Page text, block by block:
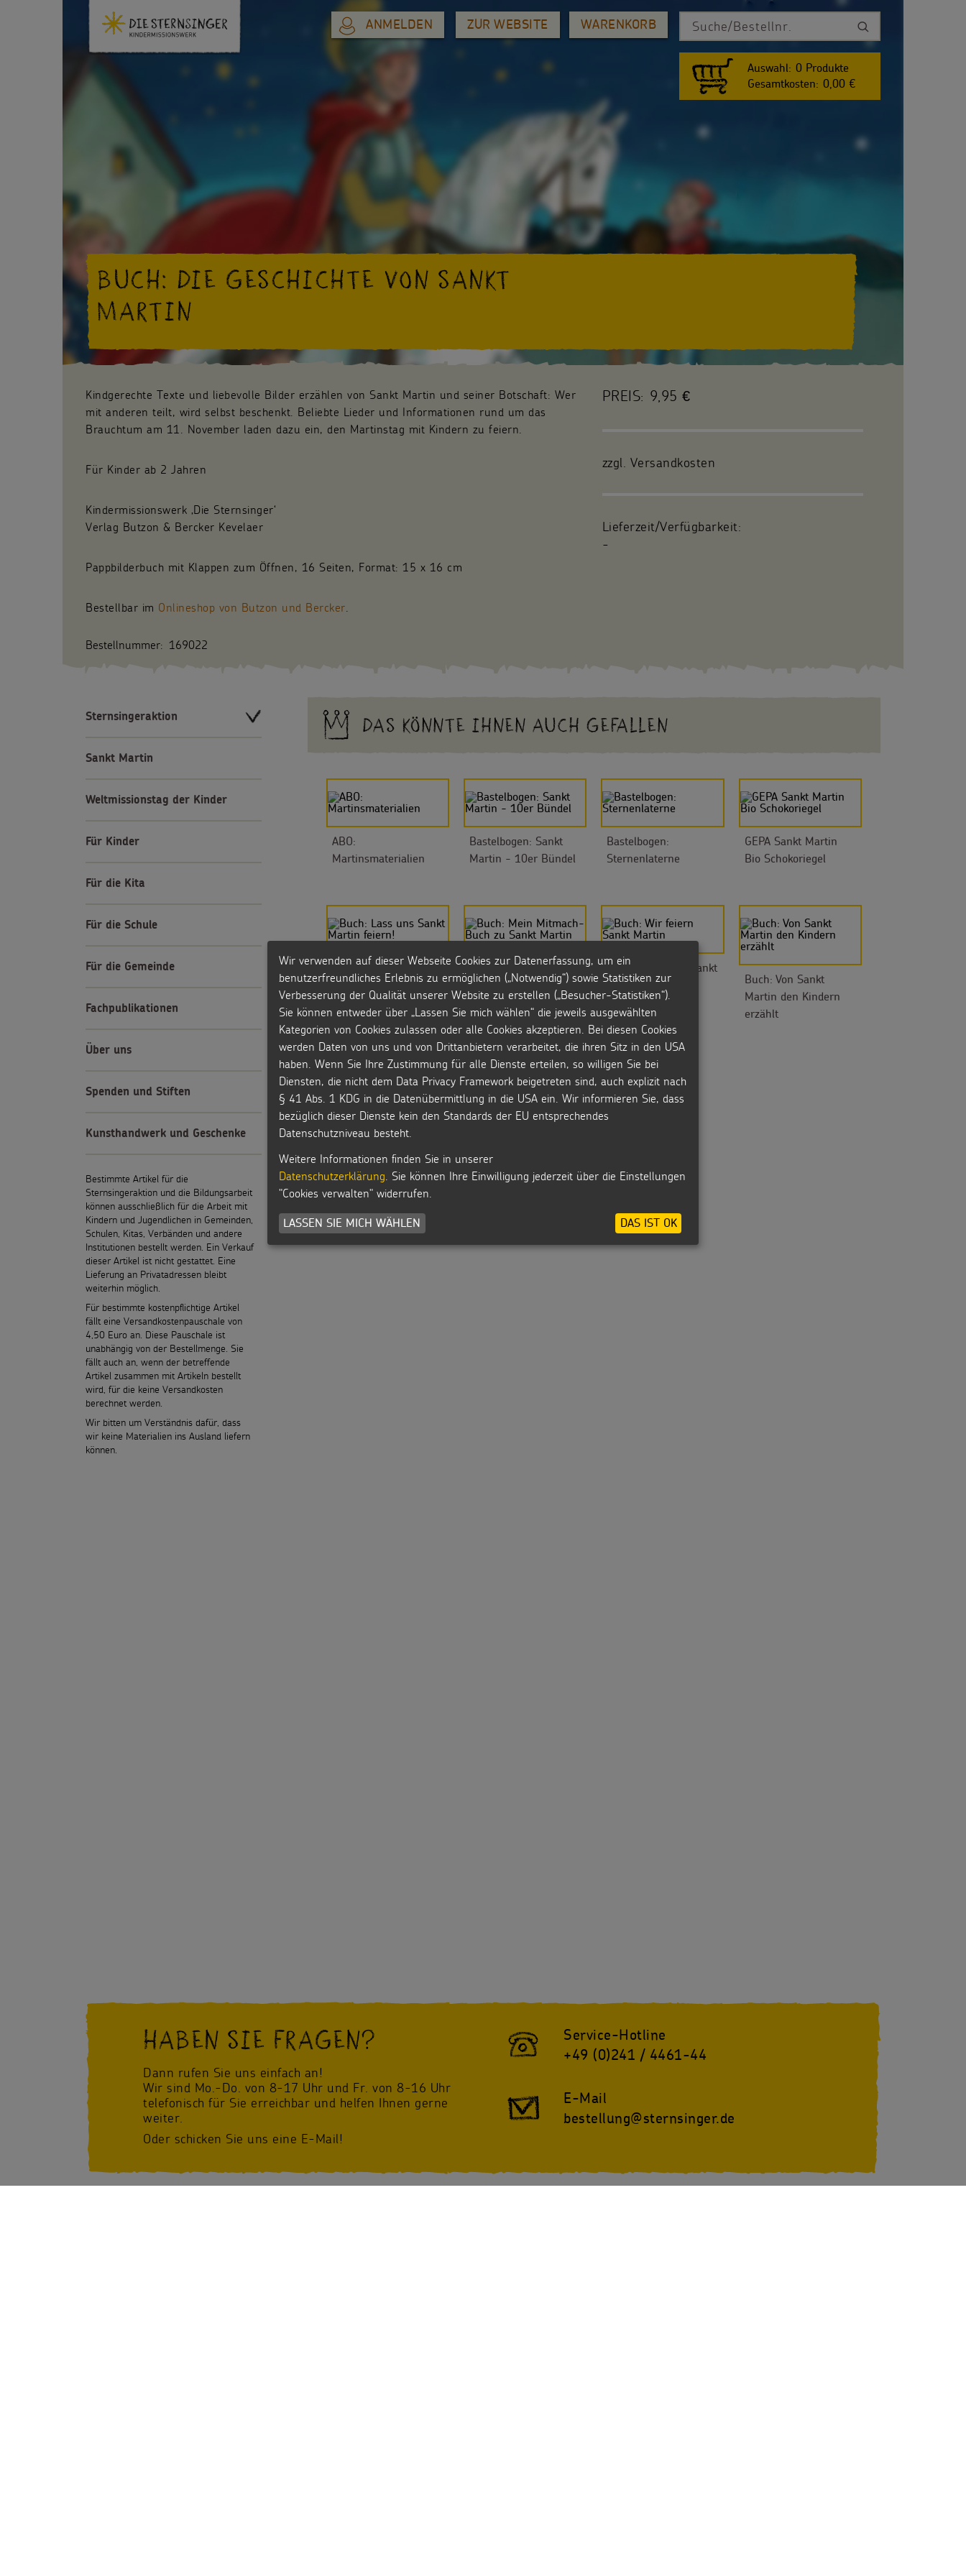
Auswahl: 0 Produkte
Gesamtkosten: 0,00 €
ZUR WEBSITE WARENKORB
ANMELDEN
BUCH: DIE GESCHICHTE VON SANKT
MARTIN
Kindgerechte Texte und liebevolle Bilder erzählen von Sankt Martin und seiner Botschaft: Wer
mit anderen teilt, wird selbst beschenkt. Beliebte Lieder und Informationen rund um das
Brauchtum am 11. November laden dazu ein, den Martinstag mit Kindern zu feiern.
Für Kinder ab 2 Jahren
Kindermissionswerk ‚Die Sternsinger‘
Verlag Butzon & Bercker Kevelaer
Pappbilderbuch mit Klappen zum Öffnen, 16 Seiten, Format: 15 x 16 cm
Bestellbar im Onlineshop von Butzon und Bercker.
Bestellnummer: 169022
PREIS: 9,95 €
zzgl. Versandkosten
Lieferzeit/Verfügbarkeit:
-
Sternsingeraktion
Sankt Martin
Weltmissionstag der Kinder
Für Kinder
Für die Kita
Für die Schule
Für die Gemeinde
Fachpublikationen
Über uns
Spenden und Stiften
Kunsthandwerk und Geschenke
Bestimmte Artikel für die
Sternsingeraktion und die Bildungsarbeit
können ausschließlich für die Arbeit mit
Kindern und Jugendlichen in Gemeinden,
Schulen, Kitas, Verbänden und andere
Institutionen bestellt werden. Ein Verkauf
dieser Artikel ist nicht gestattet. Eine
Lieferung an Privatadressen bleibt
weiterhin möglich.
Für bestimmte kostenpflichtige Artikel
fällt eine Versandkostenpauschale von
4,50 Euro an. Diese Pauschale ist
unabhängig von der Bestellmenge. Sie
fällt auch an, wenn der betreffende
Artikel zusammen mit Artikeln bestellt
wird, für die keine Versandkosten
berechnet werden.
Wir bitten um Verständnis dafür, dass
wir keine Materialien ins Ausland liefern
können.
DAS KÖNNTE IHNEN AUCH GEFALLEN
ABO:
Martinsmaterialien
Bastelbogen: Sankt
Martin - 10er Bündel
Bastelbogen:
Sternenlaterne
GEPA Sankt Martin
Bio Schokoriegel
Buch: Lass uns Sankt
Martin feiern!
Buch: Mein Mitmach-
Buch zu Sankt Martin
Buch: Wir feiern Sankt
Martin
Buch: Von Sankt
Martin den Kindern
erzählt
MEHR ANZEIGEN
HABEN SIE FRAGEN?
Dann rufen Sie uns einfach an!
Wir sind Mo.-Do. von 8-17 Uhr und Fr. von 8-16 Uhr
telefonisch für Sie erreichbar und helfen Ihnen gerne
weiter.
Oder schicken Sie uns eine E-Mail!
Service-Hotline
+49 (0)241 / 4461-44
E-Mail
bestellung@sternsinger.de
Wir verwenden auf dieser Webseite Cookies zur Datenerfassung, um ein
benutzerfreundliches Erlebnis zu ermöglichen („Notwendig“) sowie Statistiken zur
Verbesserung der Qualität unserer Website zu erstellen („Besucher-Statistiken“).
Sie können entweder über „Lassen Sie mich wählen“ die jeweils ausgewählten
Kategorien von Cookies zulassen oder alle Cookies akzeptieren. Bei diesen Cookies
werden Daten von uns und von Drittanbietern verarbeitet, die ihren Sitz in den USA
haben. Wenn Sie Ihre Zustimmung für alle Dienste erteilen, so willigen Sie bei
Diensten, die nicht dem Data Privacy Framework beigetreten sind, auch explizit nach
§ 41 Abs. 1 KDG in die Datenübermittlung in die USA ein. Wir informieren Sie, dass
bezüglich dieser Dienste kein den Standards der EU entsprechendes
Datenschutzniveau besteht.
Weitere Informationen finden Sie in unserer
Datenschutzerklärung . Sie können Ihre Einwilligung jederzeit über die Einstellungen
"Cookies verwalten" widerrufen.
LASSEN SIE MICH WÄHLEN DAS IST OK